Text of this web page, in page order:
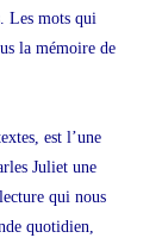
Les mots qui
la mémoire de
est l’une
Juliet une
qui nous
quotidien,